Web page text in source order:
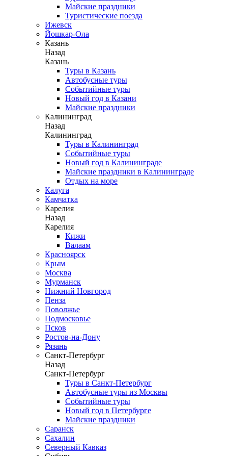
Майские праздники
Туристические поезда
Ижевск
Йошкар-Ола
Казань
Назад
Казань
Туры в Казань
Автобусные туры
Событийные туры
Новый год в Казани
Майские праздники
Калининград
Назад
Калининград
Туры в Калининград
Событийные туры
Новый год в Калининграде
Майские праздники в Калининграде
Отдых на море
Калуга
Камчатка
Карелия
Назад
Карелия
Кижи
Валаам
Красноярск
Крым
Москва
Мурманск
Нижний Новгород
Пенза
Поволжье
Подмосковье
Псков
Ростов-на-Дону
Рязань
Санкт-Петербург
Назад
Санкт-Петербург
Туры в Санкт-Петербург
Автобусные туры из Москвы
Событийные туры
Новый год в Петербурге
Майские праздники
Саранск
Сахалин
Северный Кавказ